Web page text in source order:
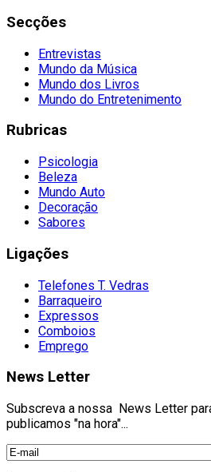
Secções
Entrevistas
Mundo da Música
Mundo dos Livros
Mundo do Entretenimento
Rubricas
Psicologia
Beleza
Mundo Auto
Decoração
Sabores
Ligações
Telefones T. Vedras
Barraqueiro
Expressos
Comboios
Emprego
News Letter
Subscreva a nossa News Letter
publicamos "na hora"...